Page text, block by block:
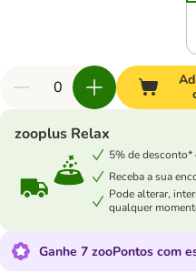
zooplus Relax
5% de desconto*
Receba a sua
Pode alterar,
qualquer
Ganhe 7 zooPontos com